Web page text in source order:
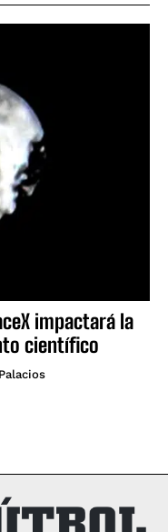
impactará la
científico